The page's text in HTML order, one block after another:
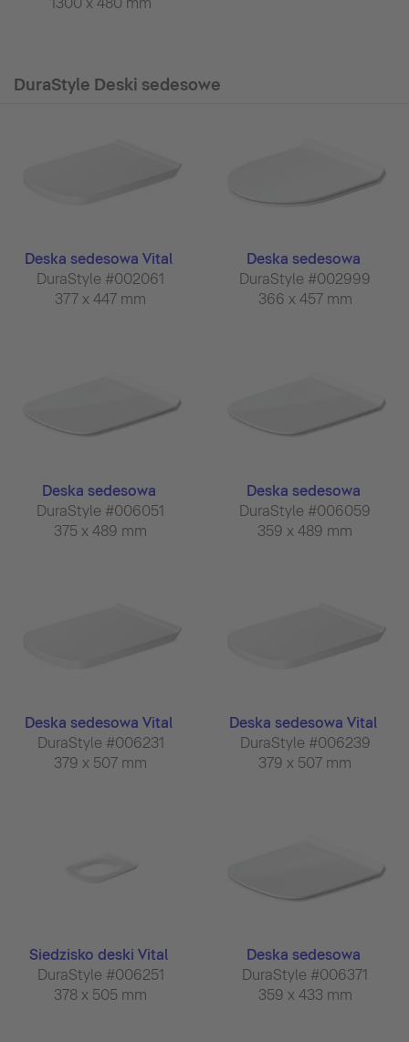
DuraStyle Deski sedesowe
Deska sedesowa Vital
DuraStyle #002061
377 x 447 mm
Deska sedesowa
DuraStyle #002999
366 x 457 mm
Deska sedesowa
DuraStyle #006051
375 x 489 mm
Deska sedesowa
DuraStyle #006059
359 x 489 mm
Deska sedesowa Vital
DuraStyle #006231
379 x 507 mm
Deska sedesowa Vital
DuraStyle #006239
379 x 507 mm
Siedzisko deski Vital
DuraStyle #006251
378 x 505 mm
Deska sedesowa
DuraStyle #006371
359 x 433 mm